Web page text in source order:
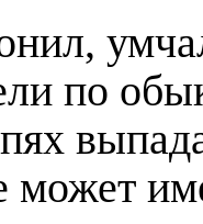
по
может